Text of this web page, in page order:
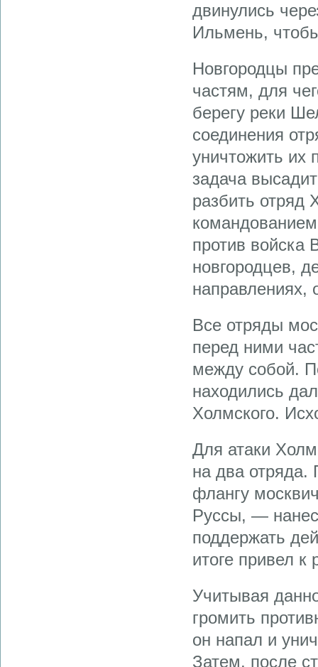
двинулись
Ильмень,
Новгородцы
частям, для
берегу реки
соединения
уничтожить их
задача
разбить отряд
против войска
новгородцев,
направлениях,
Все отряды
перед ними
между собой.
находились
Холмского.
Для атаки
на два отряда.
флангу
Руссы, ―
поддержать
итоге привел к
Учитывая
громить
он напал и
Затем, после